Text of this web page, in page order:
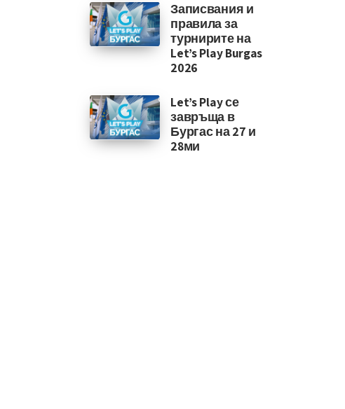
Записвания и
правила за
турнирите на
Let’s Play Burgas
2026
Let’s Play се
завръща в
Бургас на 27 и
28ми